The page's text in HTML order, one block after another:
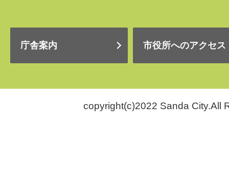
庁舎案内 市役所へのアクセス
copyright(c)2022 Sanda City.All